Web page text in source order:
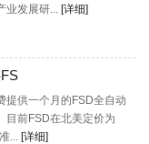
业发展研... [详细]
提供一个月的FSD全自动
目前FSD在北美定价为
... [详细]